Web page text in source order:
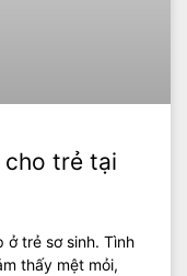
cho trẻ tại
ở trẻ sơ sinh. Tình
thấy mệt mỏi,